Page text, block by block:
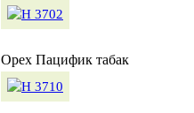
Орех Пацифик табак